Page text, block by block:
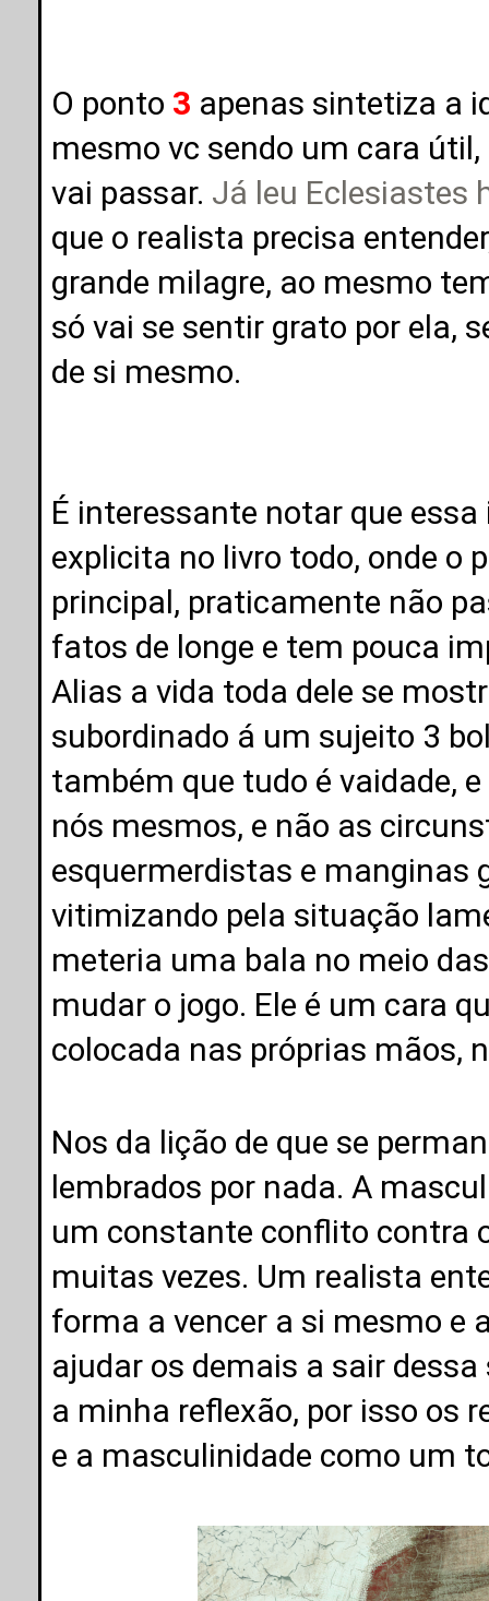
O ponto 3 apenas sintetiza a
mesmo vc sendo um cara
vai passar. Já leu Eclesiastes
que o realista precisa
grande milagre, ao mesmo
só vai se sentir grato por ela,
de si mesmo.
É interessante notar que
explicita no livro todo, onde o
principal, praticamente não
fatos de longe e tem pouca
Alias a vida toda dele se
subordinado á um sujeito 3
também que tudo é vaidade,
nós mesmos, e não as
esquermerdistas e manginas
vitimizando pela situação
meteria uma bala no meio
mudar o jogo. Ele é um cara
colocada nas próprias mãos,
Nos da lição de que se
lembrados por nada. A
um constante conflito contra
muitas vezes. Um realista
forma a vencer a si mesmo e
ajudar os demais a sair
a minha reflexão, por isso os
e a masculinidade como um